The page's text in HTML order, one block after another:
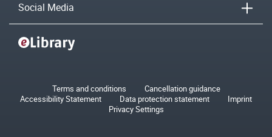
Social Media
Terms and conditions
Cancellation guidance
Accessibility Statement
Data protection statement
Imprint
Privacy Settings